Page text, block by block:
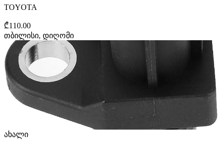
TOYOTA
₾110.00
თბილისი, დიღომი
ახალი